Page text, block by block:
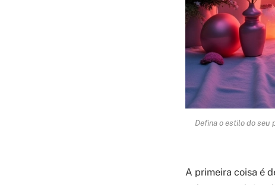
Defina o estilo do seu
A primeira coisa é